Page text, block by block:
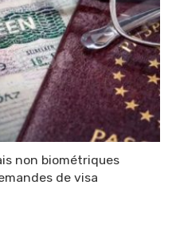
non biométriques
de visa